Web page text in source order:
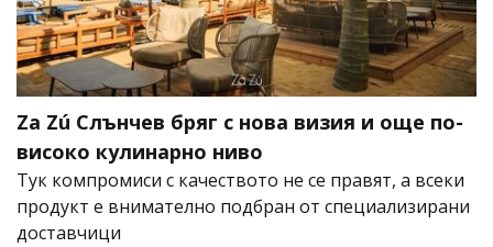
Za Zú Слънчев бряг с нова визия и още по-
високо кулинарно ниво
Тук компромиси с качеството не се правят, а всеки
продукт е внимателно подбран от специализирани
доставчици